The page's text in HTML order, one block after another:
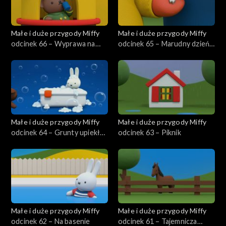
Małe i duże przygody Miffy
odcinek 66 – Wyprawa na
Małe i duże przygody Miffy
odcinek 65 – Marudny dzień
Małe i duże przygody Miffy
odcinek 64 – Grunty upiekła
Małe i duże przygody Miffy
odcinek 63 – Piknik
Małe i duże przygody Miffy
odcinek 62 – Na basenie
Małe i duże przygody Miffy
odcinek 61 – Tajemnicza